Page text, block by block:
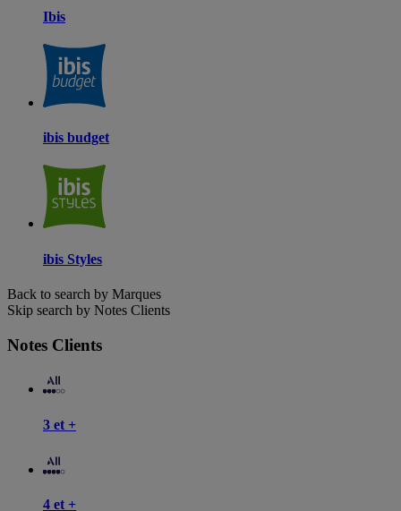
Ibis
ibis budget
ibis Styles
Back to search by Marques
Skip search by Notes Clients
Notes Clients
3 et +
4 et +